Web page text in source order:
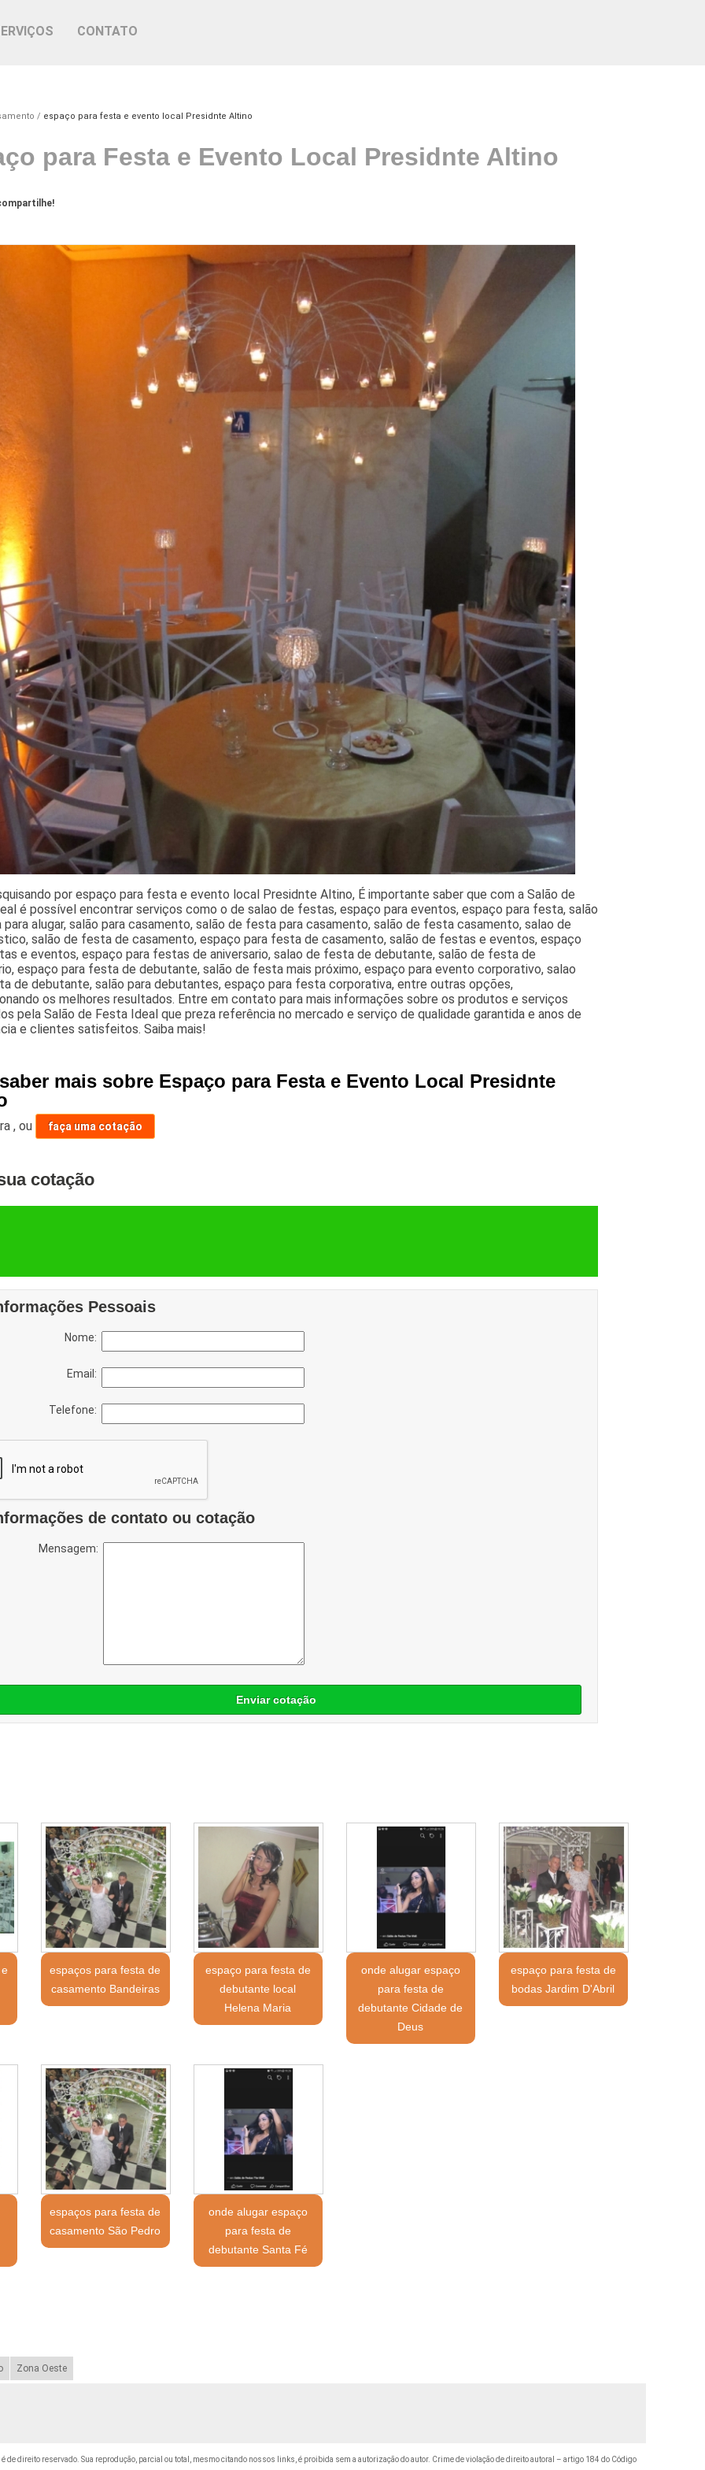
CONTATO
espaço para festa e evento local Presidnte Altino
para Festa e Evento Local Presidnte Altino
por espaço para festa e evento local Presidnte Altino, É importante saber que com a Salão de
é possível encontrar serviços como o de salao de festas, espaço para eventos, espaço para festa, salão
alugar, salão para casamento, salão de festa para casamento, salão de festa casamento, salao de
salão de festa de casamento, espaço para festa de casamento, salão de festas e eventos, espaço
e eventos, espaço para festas de aniversario, salao de festa de debutante, salão de festa de
espaço para festa de debutante, salão de festa mais próximo, espaço para evento corporativo, salao
de debutante, salão para debutantes, espaço para festa corporativa, entre outras opções,
os melhores resultados. Entre em contato para mais informações sobre os produtos e serviços
pela Salão de Festa Ideal que preza referência no mercado e serviço de qualidade garantida e anos de
e clientes satisfeitos. Saiba mais!
mais sobre Espaço para Festa e Evento Local Presidnte
,ou faça uma cotação
cotação
Pessoais
Nome:
Email:
Telefone:
de contato ou cotação
Mensagem:
Enviar cotação
espaços para festa de
casamento Bandeiras
espaço para festa de
debutante local
Helena Maria
onde alugar espaço
para festa de
debutante Cidade de
Deus
espaço para festa de
bodas Jardim D'Abril
espaços para festa de
casamento São Pedro
onde alugar espaço
para festa de
debutante Santa Fé
Zona Oeste
é de direito reservado. Sua reprodução, parcial ou total, mesmo citando nossos links, é proibida sem a autorização do autor. Crime de violação de direito autoral – artigo 184 do Código